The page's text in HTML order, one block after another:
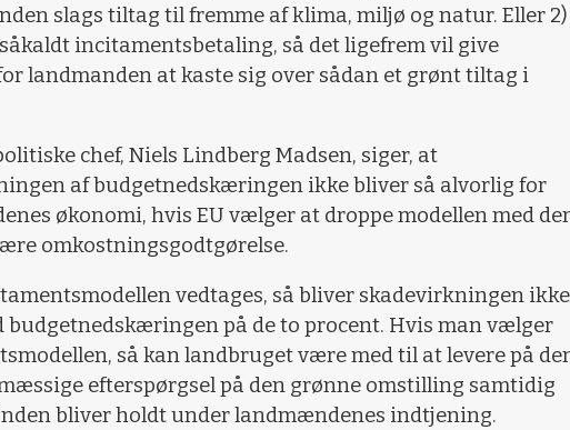
slags tiltag til fremme af klima, miljø og natur. Eller 2)
incitamentsbetaling, så det ligefrem vil give
landmanden at kaste sig over sådan et grønt tiltag i
chef, Niels Lindberg Madsen, siger, at
af budgetnedskæringen ikke bliver så alvorlig for
økonomi, hvis EU vælger at droppe modellen med
omkostningsgodtgørelse.
vedtages, så bliver skadevirkningen ikke
budgetnedskæringen på de to procent. Hvis man vælger
så kan landbruget være med til at levere på
efterspørgsel på den grønne omstilling samtidig
bliver holdt under landmændenes indtjening.